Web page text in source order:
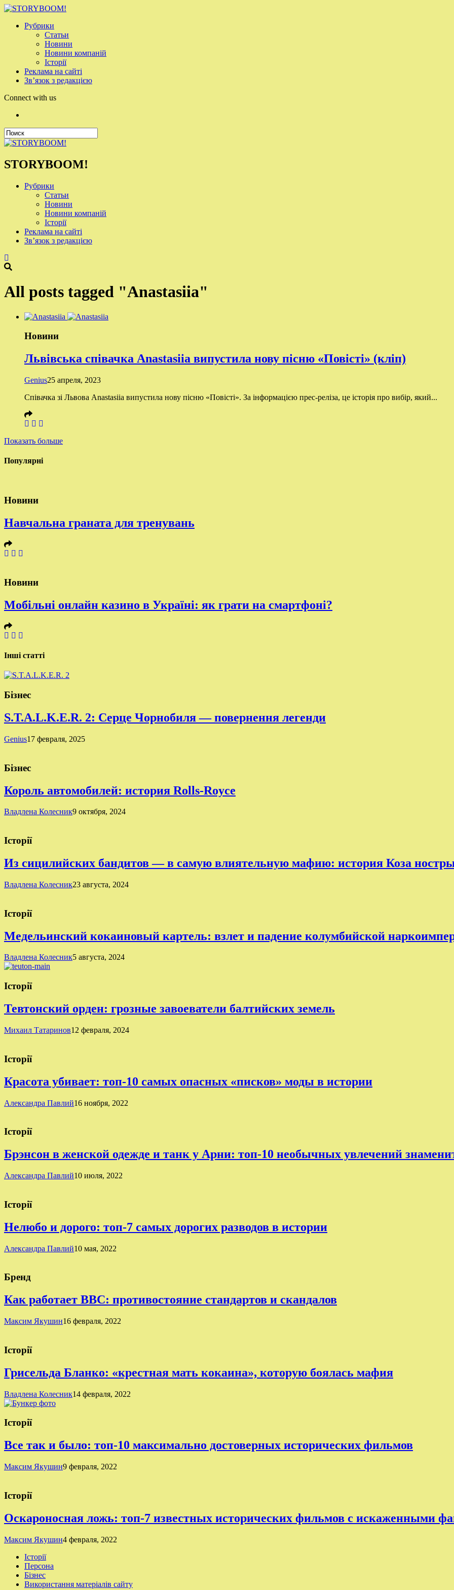
Рубрики
Статьи
Новини
Новини компаній
Історії
Реклама на сайті
Зв’язок з редакцією
Connect with us
STORYBOOM!
Рубрики
Статьи
Новини
Новини компаній
Історії
Реклама на сайті
Зв’язок з редакцією
All posts tagged "Anastasiia"
Новини
Львівська співачка Anastasiia випустила нову пісню «Повісті» (кліп)
Genius25 апреля, 2023
Співачка зі Львова Anastasiia випустила нову пісню «Повісті». За інформацією прес-реліза, це історія про вибір, який...
Показать больше
Популярні
Новини
Навчальна граната для тренувань
Новини
Мобільні онлайн казино в Україні: як грати на смартфоні?
Інші статті
Бізнес
S.T.A.L.K.E.R. 2: Серце Чорнобиля — повернення легенди
Genius17 февраля, 2025
Бізнес
Король автомобилей: история Rolls-Royce
Владлена Колесник9 октября, 2024
Історії
Из сицилийских бандитов — в самую влиятельную мафию: история Коза
Владлена Колесник23 августа, 2024
Історії
Медельинский кокаиновый картель: взлет и падение колумбийской
Владлена Колесник5 августа, 2024
Історії
Тевтонский орден: грозные завоеватели балтийских земель
Михаил Татаринов12 февраля, 2024
Історії
Красота убивает: топ-10 самых опасных «писков» моды в истории
Александра Павлий16 ноября, 2022
Історії
Брэнсон в женской одежде и танк у Арни: топ-10 необычных увлечений
Александра Павлий10 июля, 2022
Історії
Нелюбо и дорого: топ-7 самых дорогих разводов в истории
Александра Павлий10 мая, 2022
Бренд
Как работает BBC: противостояние стандартов и скандалов
Максим Якушин16 февраля, 2022
Історії
Грисельда Бланко: «крестная мать кокаина», которую боялась мафия
Владлена Колесник14 февраля, 2022
Історії
Все так и было: топ-10 максимально достоверных исторических фильмов
Максим Якушин9 февраля, 2022
Історії
Оскароносная ложь: топ-7 известных исторических фильмов с искаженными
Максим Якушин4 февраля, 2022
Історії
Персона
Бізнес
Використання матеріалів сайту